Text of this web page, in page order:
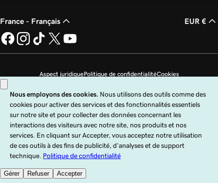
France - Français EUR €
Aspect juridiquePolitique de confidentialitéCookies
Ne revendez pas mes informations personnelles
Copyright © 1999 - 2026 GoDaddy Operating Company, LLC. Tous droits
Company, LLC aux États-Unis et dans d’autres pays. Le logo « GO » est une
marque déposée de GoDaddy.com, LLC aux États-Unis.
Ce site est régi par des conditions d’utilisation expresses. En utilisant ce site,
vous indiquez accepter ces